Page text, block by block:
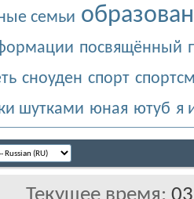
семьи
посвящённый
сноуден спорт
шутками юная ютуб я